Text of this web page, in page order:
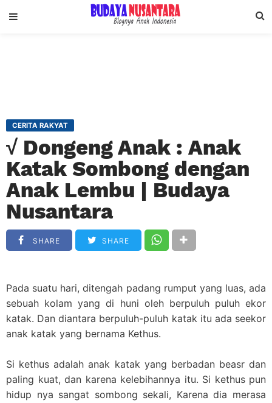
CERITA RAKYAT
√ Dongeng Anak : Anak
Katak Sombong dengan
Anak Lembu | Budaya
Nusantara
SHARE SHARE
Pada suatu hari, ditengah padang rumput yang luas, ada
sebuah kolam yang di huni oleh berpuluh puluh ekor
katak. Dan diantara berpuluh-puluh katak itu ada seekor
anak katak yang bernama Kethus.
Si kethus adalah anak katak yang berbadan beasr dan
paling kuat, dan karena kelebihannya itu. Si kethus pun
hidup nya sangat sombong sekali, Karena dia merasa